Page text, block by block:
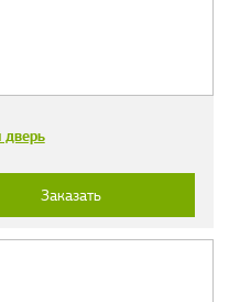
дверь
Заказать